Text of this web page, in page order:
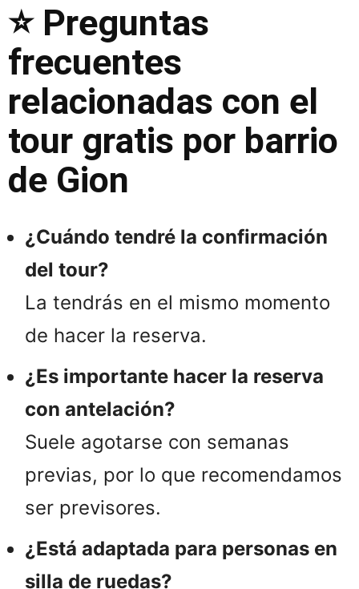
⭐ Preguntas
frecuentes
relacionadas con el
tour gratis por barrio
de Gion
¿Cuándo tendré la confirmación
del tour?
La tendrás en el mismo momento
de hacer la reserva.
¿Es importante hacer la reserva
con antelación?
Suele agotarse con semanas
previas, por lo que recomendamos
ser previsores.
¿Está adaptada para personas en
silla de ruedas?